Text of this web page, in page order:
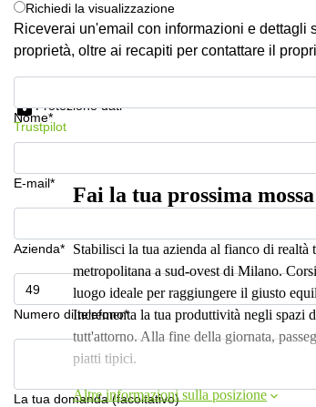
Richiedi la visualizzazione
Riceverai un'email con informazioni e dettagli
proprietà, oltre ai recapiti per contattare il
Nome*
E-mail*
Azienda*
Numero di telefono*
La tua domanda (facoltativo)
Protezione dati
Trustpilot
Fai la tua prossima
Stabilisci la tua azienda al fianco di
metropolitana a sud-ovest di Milano.
luogo ideale per raggiungere il giusto
Incrementa la tua produttività negli spazi
tutt'attorno. Alla fine della giornata,
piatti tipici.
Altre informazioni sulla posizione